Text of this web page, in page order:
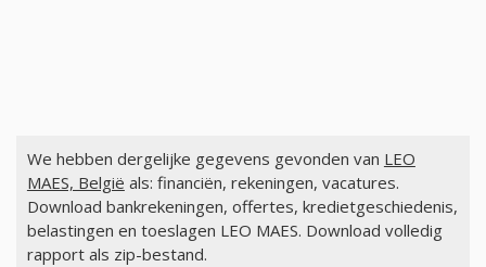
We hebben dergelijke gegevens gevonden van LEO
MAES, België als: financiën, rekeningen, vacatures.
Download bankrekeningen, offertes, kredietgeschiedenis,
belastingen en toeslagen LEO MAES. Download volledig
rapport als zip-bestand.